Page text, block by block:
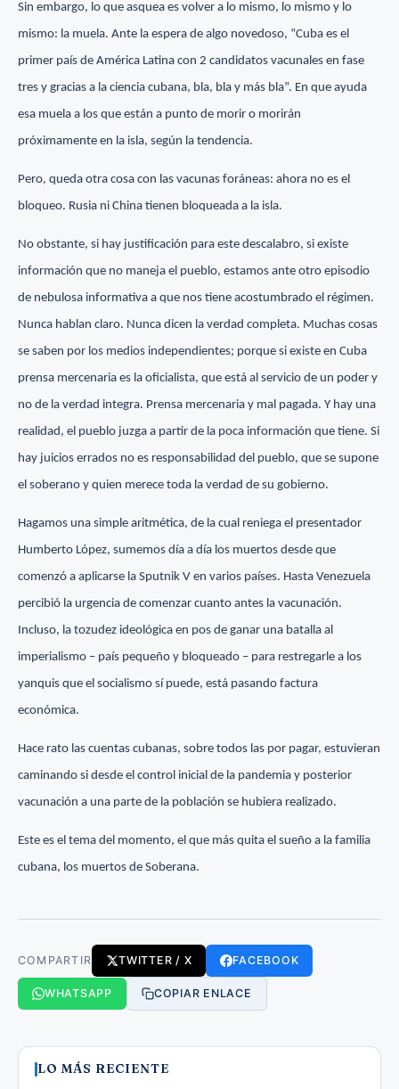
Sin embargo, lo que asquea es volver a lo mismo, lo mismo y lo
mismo: la muela. Ante la espera de algo novedoso, “Cuba es el
primer país de América Latina con 2 candidatos vacunales en fase
tres y gracias a la ciencia cubana, bla, bla y más bla”. En que ayuda
esa muela a los que están a punto de morir o morirán
próximamente en la isla, según la tendencia.
Pero, queda otra cosa con las vacunas foráneas: ahora no es el
bloqueo. Rusia ni China tienen bloqueada a la isla.
No obstante, si hay justificación para este descalabro, si existe
información que no maneja el pueblo, estamos ante otro episodio
de nebulosa informativa a que nos tiene acostumbrado el régimen.
Nunca hablan claro. Nunca dicen la verdad completa. Muchas cosas
se saben por los medios independientes; porque si existe en Cuba
prensa mercenaria es la oficialista, que está al servicio de un poder y
no de la verdad integra. Prensa mercenaria y mal pagada. Y hay una
realidad, el pueblo juzga a partir de la poca información que tiene. Si
hay juicios errados no es responsabilidad del pueblo, que se supone
el soberano y quien merece toda la verdad de su gobierno.
Hagamos una simple aritmética, de la cual reniega el presentador
Humberto López, sumemos día a día los muertos desde que
comenzó a aplicarse la Sputnik V en varios países. Hasta Venezuela
percibió la urgencia de comenzar cuanto antes la vacunación.
Incluso, la tozudez ideológica en pos de ganar una batalla al
imperialismo – país pequeño y bloqueado – para restregarle a los
yanquis que el socialismo sí puede, está pasando factura
económica.
Hace rato las cuentas cubanas, sobre todos las por pagar, estuvieran
caminando si desde el control inicial de la pandemia y posterior
vacunación a una parte de la población se hubiera realizado.
Este es el tema del momento, el que más quita el sueño a la familia
cubana, los muertos de Soberana.
COMPARTIR TWITTER / X FACEBOOK
WHATSAPP COPIAR ENLACE
LO MÁS RECIENTE